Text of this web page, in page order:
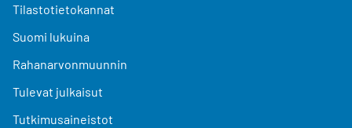
Tilastotietokannat
Suomi lukuina
Rahanarvonmuunnin
Tulevat julkaisut
Tutkimusaineistot